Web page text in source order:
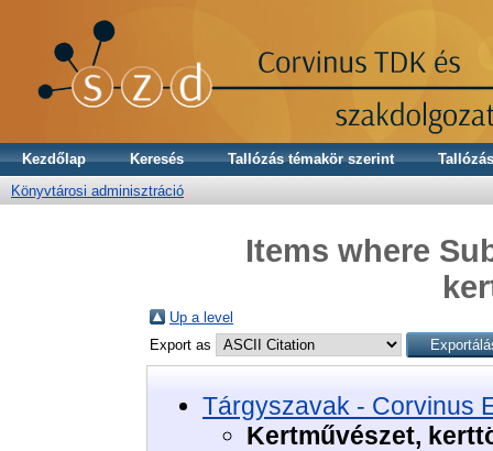
Kezdőlap Keresés Tallózás témakör szerint
Könyvtárosi adminisztráció
Items where
Up a level
Export as
Tárgyszavak - Corvinus
Kertművészet,